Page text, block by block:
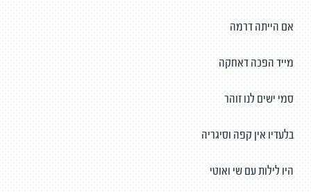
אם הייתה דרמה
מייד הפכה דאחקה
סמי ישים לנו זוהר
בלעדיו אין קפה וסיגריה
היו לילות עם שי ואוטי